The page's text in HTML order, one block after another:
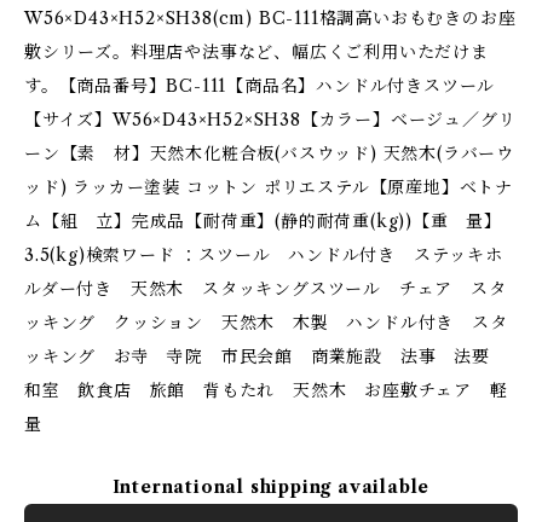
W56×D43×H52×SH38(cm) BC-111格調高いおもむきのお座
敷シリーズ。料理店や法事など、幅広くご利用いただけま
す。【商品番号】BC-111【商品名】ハンドル付きスツール
【サイズ】W56×D43×H52×SH38【カラー】ベージュ／グリ
ーン【素 材】天然木化粧合板(バスウッド) 天然木(ラバーウ
ッド) ラッカー塗装 コットン ポリエステル【原産地】ベトナ
ム【組 立】完成品【耐荷重】(静的耐荷重(kg))【重 量】
3.5(kg)検索ワード ：スツール ハンドル付き ステッキホ
ルダー付き 天然木 スタッキングスツール チェア スタ
ッキング クッション 天然木 木製 ハンドル付き スタ
ッキング お寺 寺院 市民会館 商業施設 法事 法要
和室 飲食店 旅館 背もたれ 天然木 お座敷チェア 軽
量
International shipping available